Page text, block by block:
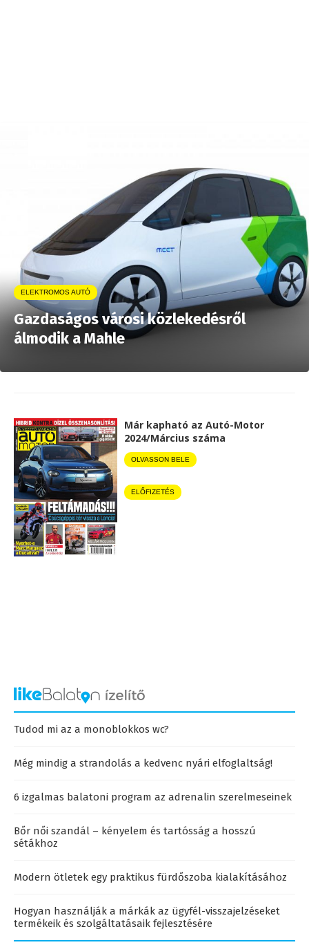
ELEKTROMOS AUTÓ
Gazdaságos városi közlekedésről
álmodik a Mahle
Már kapható az Autó-Motor
2024/Március száma
OLVASSON BELE
ELŐFIZETÉS
Tudod mi az a monoblokkos wc?
Még mindig a strandolás a kedvenc nyári elfoglaltság!
6 izgalmas balatoni program az adrenalin szerelmeseinek
Bőr női szandál – kényelem és tartósság a hosszú
sétákhoz
Modern ötletek egy praktikus fürdőszoba kialakításához
Hogyan használják a márkák az ügyfél-visszajelzéseket
termékeik és szolgáltatásaik fejlesztésére